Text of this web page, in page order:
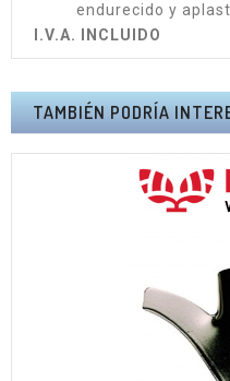
endurecido y
I.V.A. INCLUIDO
TAMBIÉN PODRÍA